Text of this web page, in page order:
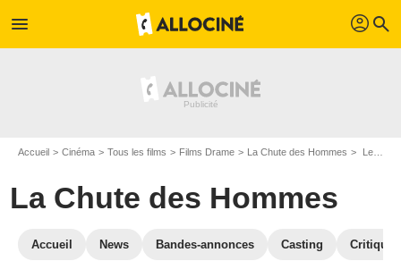
menu profil search
Accueil Cinéma Tous les films Films Drame La Chute des Hommes Les films similaires à "La Chute des Hommes"
La Chute des Hommes
Accueil News Bandes-annonces Casting